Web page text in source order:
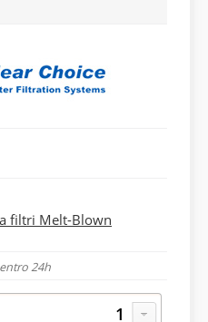
filtri Melt-Blown
24h